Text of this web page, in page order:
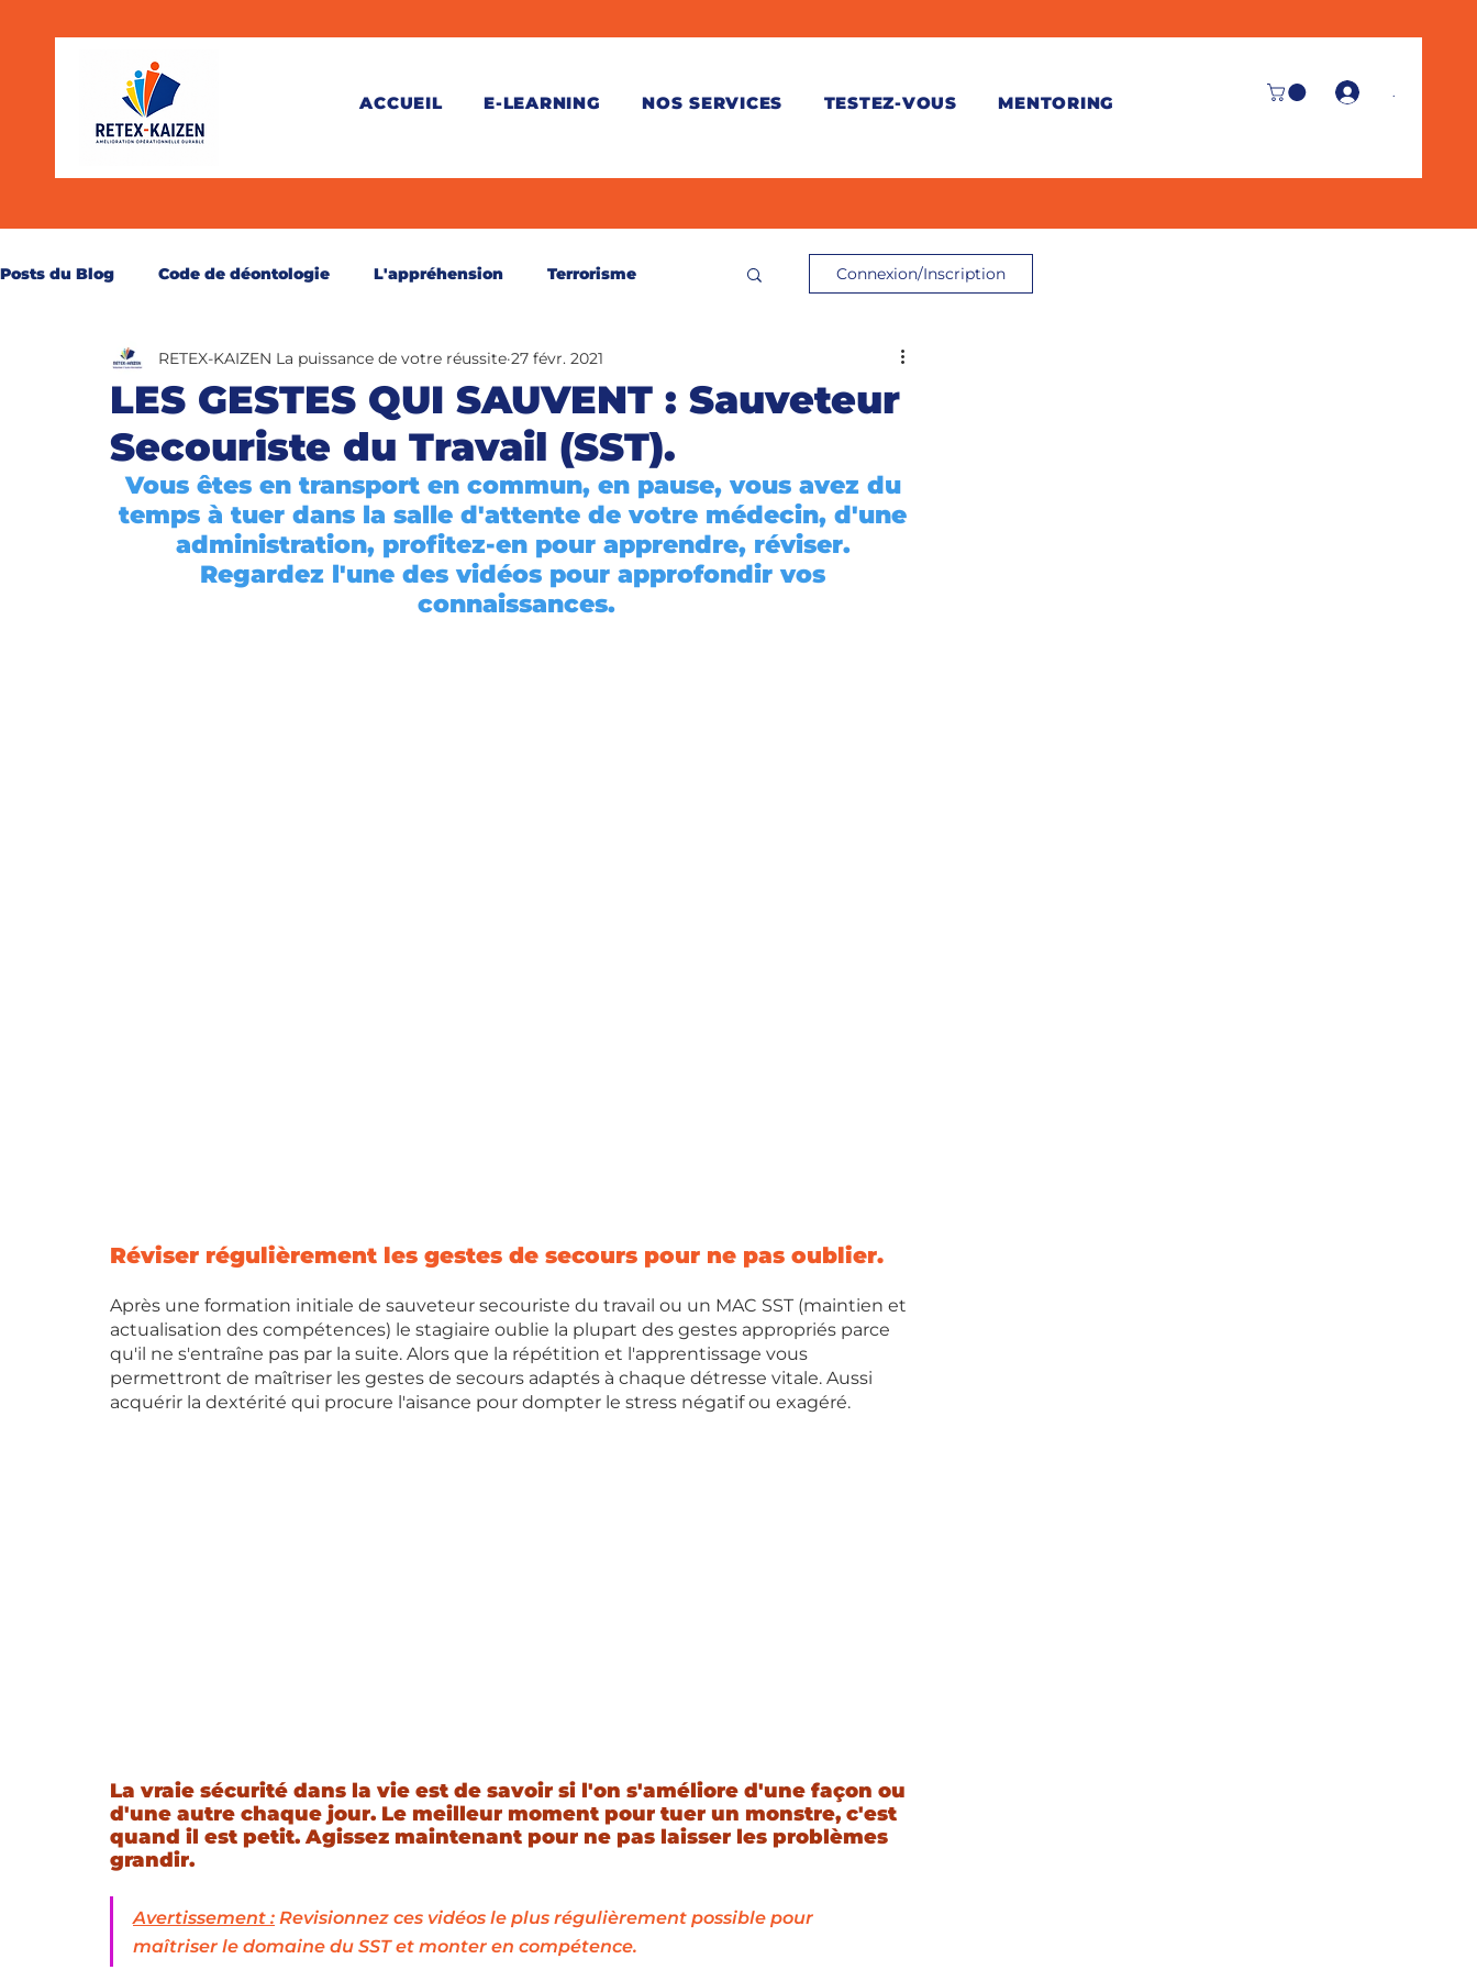
ACCUEIL E-LEARNING NOS SERVICES TESTEZ-VOUS MENTORING
.
Posts du Blog Code de déontologie L'appréhension Terrorisme
Pratique Juridique Santé Contrôle de connaissances
Perspective Secourisme Réservé aux abonnés
ÉVOLUTION DE CARRIÈRE Retours d'expériences
Connexion/Inscription
LES GESTES QUI SAUVENT : Sauveteur
Secouriste du Travail (SST).
RETEX-KAIZEN La puissance de votre réussite 27 févr. 2021
Vous êtes en transport en commun, en pause, vous avez du
temps à tuer dans la salle d'attente de votre médecin, d'une
administration, profitez-en pour apprendre, réviser.
Regardez l'une des vidéos pour approfondir vos
connaissances.
Réviser régulièrement les gestes de secours pour ne pas oublier.
Après une formation initiale de sauveteur secouriste du travail ou un MAC SST (maintien et
actualisation des compétences) le stagiaire oublie la plupart des gestes appropriés parce
qu'il ne s'entraîne pas par la suite. Alors que la répétition et l'apprentissage vous
permettront de maîtriser les gestes de secours adaptés à chaque détresse vitale. Aussi
acquérir la dextérité qui procure l'aisance pour dompter le stress négatif ou exagéré.
La vraie sécurité dans la vie est de savoir si l'on s'améliore d'une façon ou
d'une autre chaque jour. Le meilleur moment pour tuer un monstre, c'est
quand il est petit. Agissez maintenant pour ne pas laisser les problèmes
grandir.
Avertissement : Revisionnez ces vidéos le plus régulièrement possible pour
maîtriser le domaine du SST et monter en compétence.